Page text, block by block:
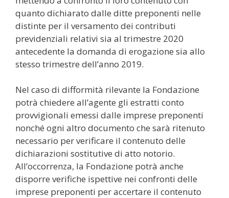
quanto dichiarato dalle ditte preponenti nelle
distinte per il versamento dei contributi
previdenziali relativi sia al trimestre 2020
antecedente la domanda di erogazione sia allo
stesso trimestre dell’anno 2019.
Nel caso di difformità rilevante la Fondazione
potrà chiedere all’agente gli estratti conto
provvigionali emessi dalle imprese preponenti
nonché ogni altro documento che sarà ritenuto
necessario per verificare il contenuto delle
dichiarazioni sostitutive di atto notorio.
All’occorrenza, la Fondazione potrà anche
disporre verifiche ispettive nei confronti delle
imprese preponenti per accertare il contenuto